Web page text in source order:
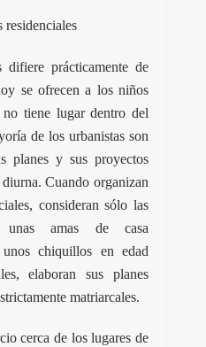
residenciales
difiere prácticamente de
se ofrecen a los niños
tiene lugar dentro del
de los urbanistas son
planes y sus proyectos
Cuando organizan
consideran sólo las
unas amas de casa
chiquillos en edad
elaboran sus planes
matriarcales.
cerca de los lugares de